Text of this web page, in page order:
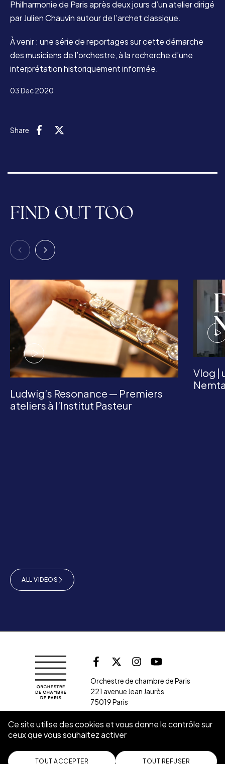
Philharmonie de Paris après deux jours d’un atelier dirigé
par Julien Chauvin autour de l’archet classique.
À venir : une série de reportages sur cette démarche
des musiciens de l’orchestre, à la recherche d’une
interprétation historiquement informée.
03 Dec 2020
Share FacebookX (Twitter)
FIND OUT TOO
Ludwig’s Resonance — Premiers
ateliers à l’Institut Pasteur
Vlog |
ALL VIDEOS
Orchestre de chambre de Paris
Follow us on
FacebookX (Twitter)
InstagramYoutube
Orchestre de chambre de Paris
221 avenue Jean Jaurès
75019 Paris
SUBSCRIBE TO THE NEWSLETTER
Ce site utilise des cookies et vous donne le contrôle sur
ceux que vous souhaitez activer
TOUT ACCEPTER TOUT REFUSER